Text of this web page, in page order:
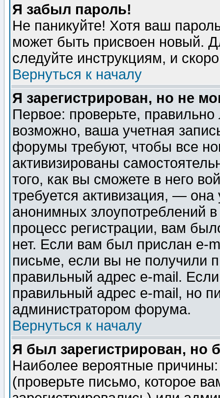
Я забыл пароль!
Не паникуйте! Хотя ваш
может быть присвоен новый.
следуйте инструкциям, и
Вернуться к началу
Я зарегистрирован, но не
Первое: проверьте,
возможно, ваша учетная
форумы требуют, чтобы все
активизированы
того, как вы сможете в него
требуется активизация, —
анонимных злоупотреблений
процесс регистрации, вам
нет. Если вам был прислан e-
письме, если вы не получили
правильный адрес e-mail.
правильный адрес e-mail, но
администратором форума.
Вернуться к началу
Я был зарегистрирован, но
Наиболее вероятные
(проверьте письмо, которое